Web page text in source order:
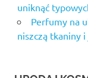
uniknąć
Perfumy na
niszczą tkaniny